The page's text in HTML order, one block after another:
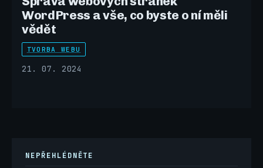
WordPress a vše, co byste o ní měli
vědět
TVORBA WEBU
21. 07. 2024
NEPŘEHLÉDNĚTE